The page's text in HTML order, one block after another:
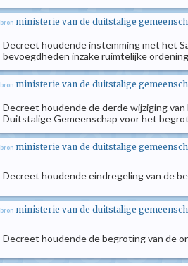
bron ministerie van de duitstalige
Decreet houdende instemming met het
bevoegdheden inzake ruimtelijke
bron ministerie van de duitstalige
Decreet houdende de derde wijziging
Duitstalige Gemeenschap voor het
bron ministerie van de duitstalige
Decreet houdende eindregeling van de
bron ministerie van de duitstalige
Decreet houdende de begroting van de